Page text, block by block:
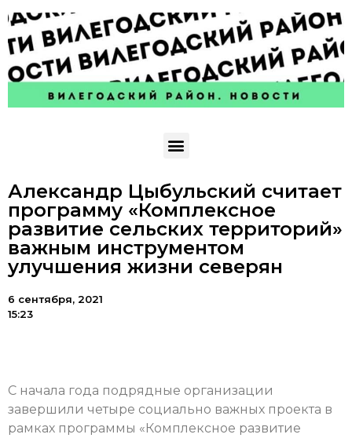
Александр Цыбульский считает
программу «Комплексное
развитие сельских территорий»
важным инструментом
улучшения жизни северян
6 сентября, 2021
15:23
С начала года подрядные организации
завершили четыре социально важных проекта в
рамках программы «Комплексное развитие